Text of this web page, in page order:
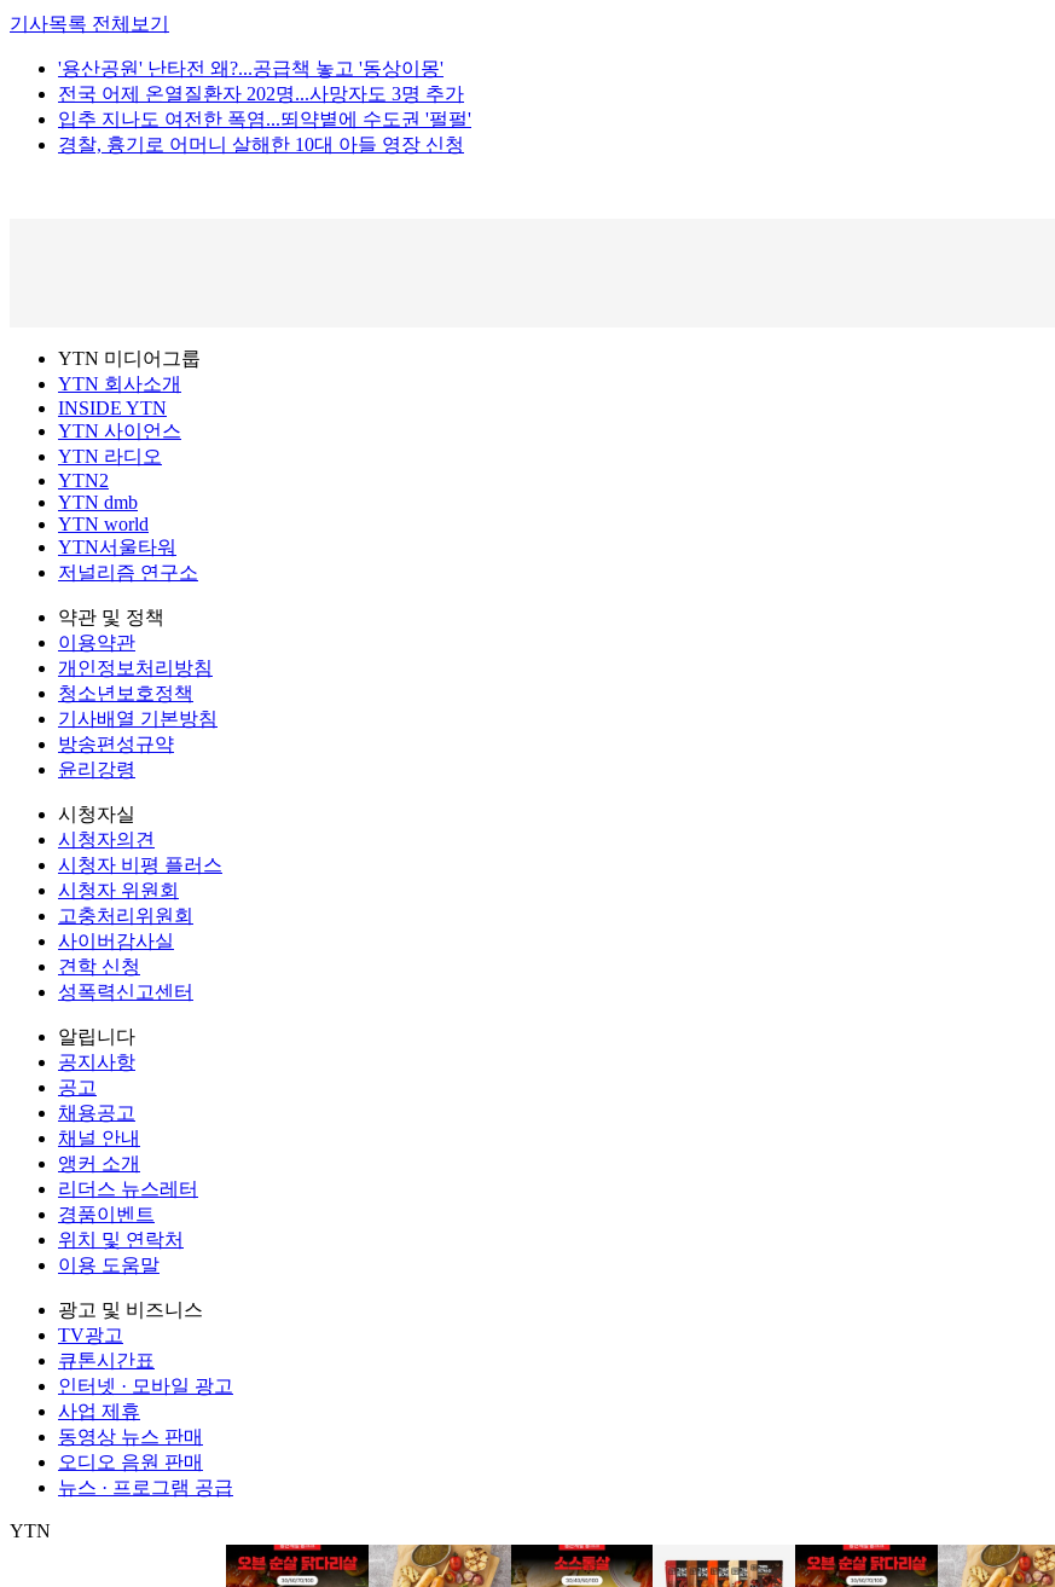
기사목록 전체보기
'용산공원' 난타전 왜?...공급책 놓고 '동상이몽'
전국 어제 온열질환자 202명...사망자도 3명 추가
입추 지나도 여전한 폭염...뙤약볕에 수도권 '펄펄'
경찰, 흉기로 어머니 살해한 10대 아들 영장 신청
YTN 미디어그룹
YTN 회사소개
INSIDE YTN
YTN 사이언스
YTN 라디오
YTN2
YTN dmb
YTN world
YTN서울타워
저널리즘 연구소
약관 및 정책
이용약관
개인정보처리방침
청소년보호정책
기사배열 기본방침
방송편성규약
윤리강령
시청자실
시청자의견
시청자 비평 플러스
시청자 위원회
고충처리위원회
사이버감사실
견학 신청
성폭력신고센터
알립니다
공지사항
공고
채용공고
채널 안내
앵커 소개
리더스 뉴스레터
경품이벤트
위치 및 연락처
이용 도움말
광고 및 비즈니스
TV광고
큐톤시간표
인터넷 · 모바일 광고
사업 제휴
동영상 뉴스 판매
오디오 음원 판매
뉴스 · 프로그램 공급
YTN
서울특별시 마포구 상암산로 76 (상암동) 대표전화: 02-398-8000
사업자등록번호: 102-81-32883
서울특별시 마포구 상암산로 76 (상암동)등록번호: 서울, 아54287등록일자: 2022.06.03